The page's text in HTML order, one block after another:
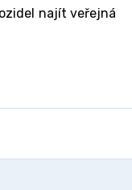
najít veřejná